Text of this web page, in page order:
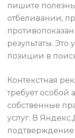
пишите
отбеливании,
результаты.
позиции в
Контекстная
требует особой
собственные
услуг. В